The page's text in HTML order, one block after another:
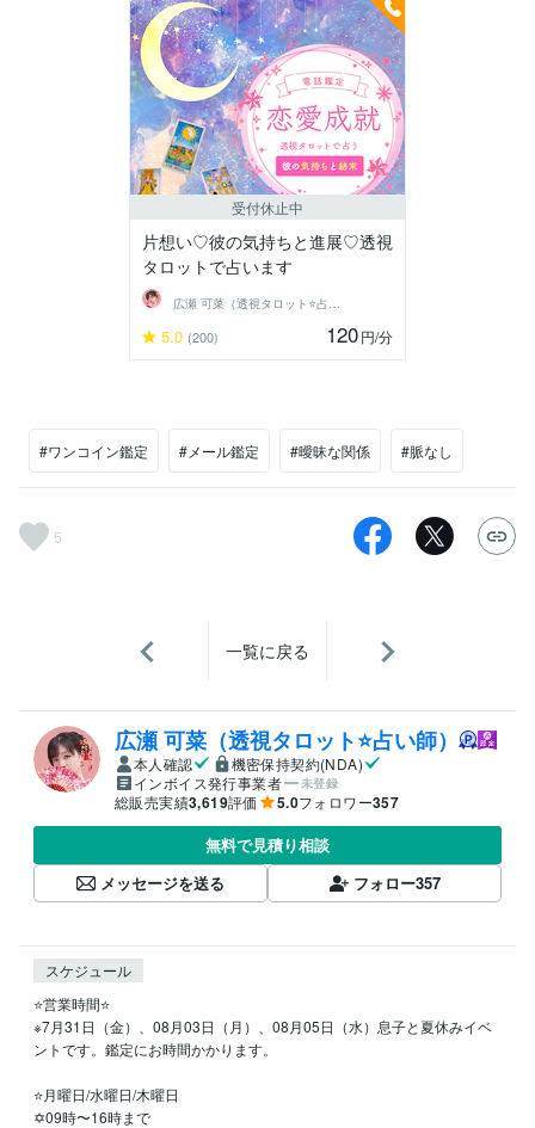
受付休止中
片想い♡彼の気持ちと進展♡透視
タロットで占います
5.0 (200) 120円/分
#ワンコイン鑑定 #メール鑑定 #曖昧な関係 #脈なし
5
一覧に戻る
広瀬 可菜（透視タロット⭐占い師）
本人確認
機密保持契約(NDA)
インボイス発行事業者
未登録
総販売実績3,619評価 5.0フォロワー357
無料で見積り相談
メッセージを送る
フォロー357
スケジュール
⭐️営業時間⭐
※7月31日（金）、08月03日（月）、08月05日（水）息子と夏休みイベ
ントです。鑑定にお時間かかります。
⭐️月曜日/水曜日/木曜日
✡09時〜16時まで